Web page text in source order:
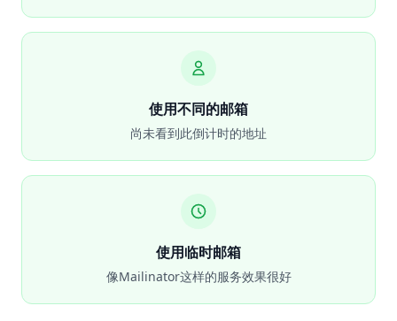
使用不同的邮箱
尚未看到此倒计时的地址
使用临时邮箱
像Mailinator这样的服务效果很好